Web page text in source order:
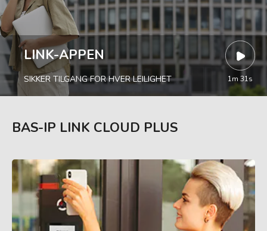
LINK-APPEN
SIKKER TILGANG FOR HVER LEILIGHET 1m 31s
BAS-IP LINK CLOUD PLUS